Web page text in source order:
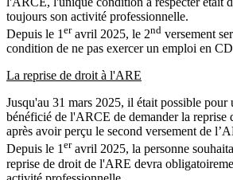
toujours son activité professionnelle.
Depuis le 1 eravril 2025, le 2nd versement
condition de ne pas exercer un emploi en
La reprise de droit à l'ARE
Jusqu'au 31 mars 2025, il était possible pour
bénéficié de l'ARCE de demander la reprise
après avoir perçu le second versement de
Depuis le 1eravril 2025, la personne
reprise de droit de l'ARE devra